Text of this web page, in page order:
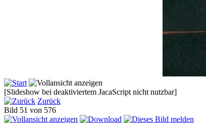
[Slideshow bei deaktiviertem JacaScript nicht nutzbar]
Zurück
Bild 51 von 576